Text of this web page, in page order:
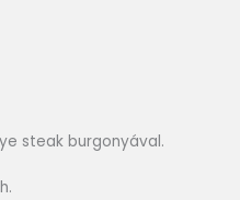
steak burgonyával.